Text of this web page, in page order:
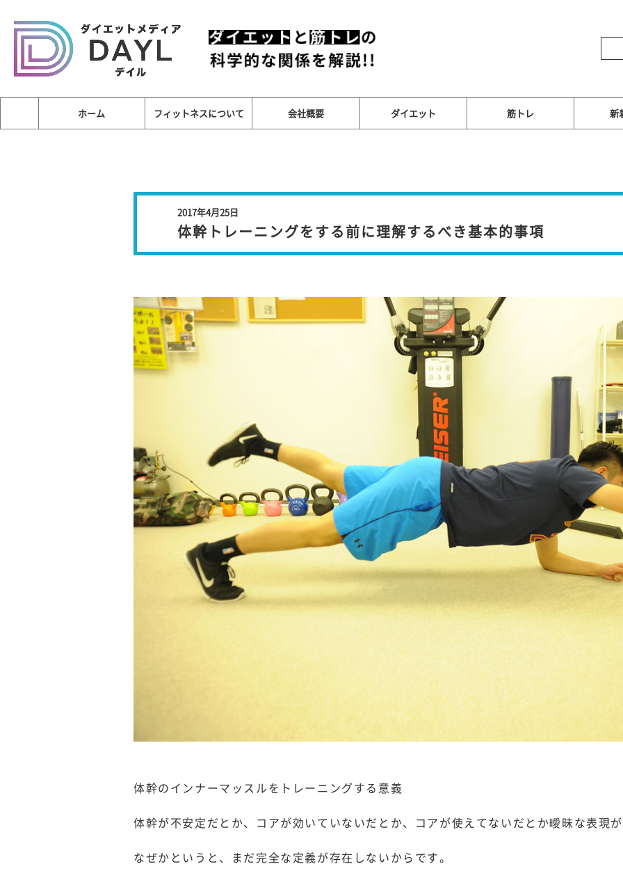
ホーム フィットネスについて 会社概要 ダイエット 筋トレ 新
2017年4月25日
体幹トレーニングをする前に理解するべき基本的事項
体幹のインナーマッスルをトレーニングする意義
体幹が不安定だとか、コアが効いていないだとか、コアが使えてないだとか曖昧な表現が
なぜかというと、まだ完全な定義が存在しないからです。